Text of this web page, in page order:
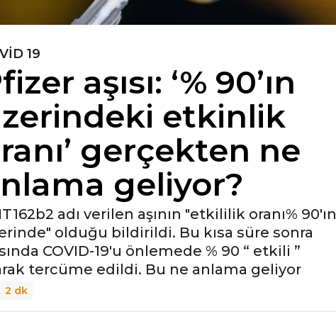
19
aşısı: ‘% 90’ın
etkinlik
gerçekten ne
geliyor?
adı verilen aşının "etkililik oranı% 90'ın
olduğu bildirildi. Bu kısa süre sonra
COVID-19'u önlemede % 90 “ etkili ”
tercüme edildi. Bu ne anlama geliyor
2 dk